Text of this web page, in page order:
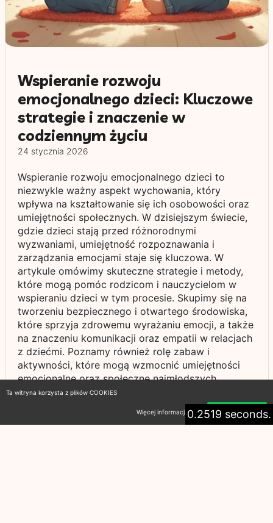
Wspieranie rozwoju
emocjonalnego dzieci: Kluczowe
strategie i znaczenie w
codziennym życiu
24 stycznia 2026
Wspieranie rozwoju emocjonalnego dzieci to
niezwykle ważny aspekt wychowania, który
wpływa na kształtowanie się ich osobowości oraz
umiejętności społecznych. W dzisiejszym świecie,
gdzie dzieci stają przed różnorodnymi
wyzwaniami, umiejętność rozpoznawania i
zarządzania emocjami staje się kluczowa. W
artykule omówimy skuteczne strategie i metody,
które mogą pomóc rodzicom i nauczycielom w
wspieraniu dzieci w tym procesie. Skupimy się na
tworzeniu bezpiecznego i otwartego środowiska,
które sprzyja zdrowemu wyrażaniu emocji, a także
na znaczeniu komunikacji oraz empatii w relacjach
z dziećmi. Poznamy również rolę zabaw i
aktywności, które mogą wzmocnić umiejętności
emocjonalne oraz społeczne najmłodszych.
Wspieranie rozwoju emocjonalnego to inwestycja
0.2519 seconds.
Ta witryna korzysta z plików COOKIES
Więcej informacji Akceptuję